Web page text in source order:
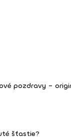
pozdravy –
šťastie?